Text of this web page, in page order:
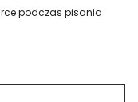
podczas pisania